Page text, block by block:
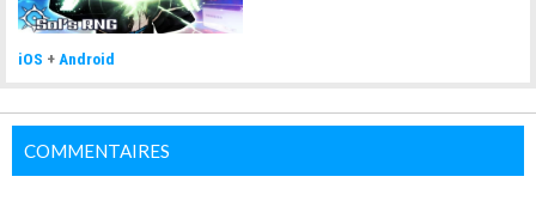
iOS + Android
COMMENTAIRES